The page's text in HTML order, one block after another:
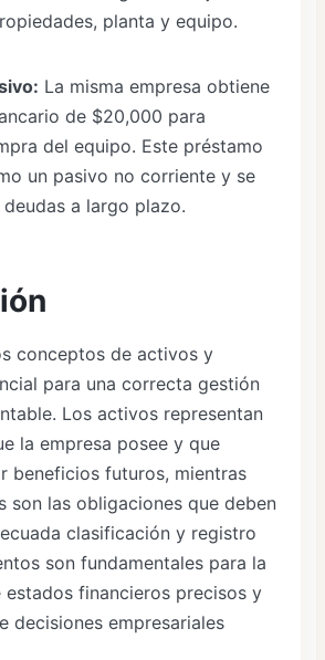
planta y equipo.
La misma empresa obtiene
de $20,000 para
del equipo. Este préstamo
un pasivo no corriente y se
a largo plazo.
conceptos de activos y
para una correcta gestión
Los activos representan
la empresa posee y que
beneficios futuros, mientras
son las obligaciones que deben
clasificación y registro
son fundamentales para la
financieros precisos y
decisiones empresariales